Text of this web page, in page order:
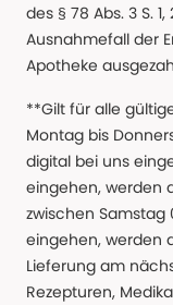
des § 78 Abs. 3 S.
Ausnahmefall der
Apotheke
**Gilt für alle
Montag bis
digital bei uns
eingehen, werden
zwischen Samstag
eingehen, werden
Lieferung am
Rezepturen,